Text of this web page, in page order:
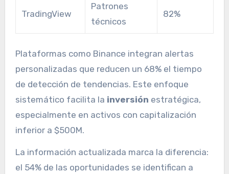
TradingView
Patrones
técnicos
82%
Plataformas como Binance integran alertas
personalizadas que reducen un 68% el tiempo
de detección de tendencias. Este enfoque
sistemático facilita la inversión estratégica,
especialmente en activos con capitalización
inferior a $500M.
La información actualizada marca la diferencia:
el 54% de las oportunidades se identifican a